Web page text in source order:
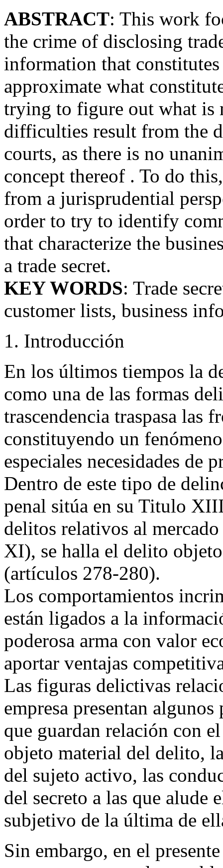
ABSTRACT: This work
the crime of disclosing
information that
approximate what
trying to figure out what is
difficulties result from the
courts, as there is no
concept thereof . To do
from a jurisprudential
order to try to identify
that characterize the
a trade secret.
KEY WORDS: Trade
customer lists, business
1. Introducción
En los últimos tiempos la
como una de las formas
trascendencia traspasa las
constituyendo un
especiales necesidades de
Dentro de este tipo de
penal sitúa en su Titulo
delitos relativos al
XI), se halla el delito
(artículos 278-280).
Los comportamientos
están ligados a la
poderosa arma con valor
aportar ventajas
Las figuras delictivas
empresa presentan
que guardan relación con
objeto material del delito,
del sujeto activo, las
del secreto a las que alude
subjetivo de la última de
Sin embargo, en el